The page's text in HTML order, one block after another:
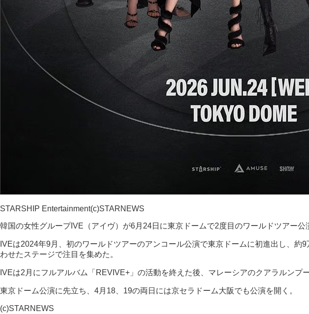
STARSHIP Entertainment(c)STARNEWS
韓国の女性グループIVE（アイヴ）が6月24日に東京ドームで2度目のワールドツアー
IVEは2024年9月、初のワールドツアーのアンコール公演で東京ドームに初進出し、
わせたステージで注目を集めた。
IVEは2月にフルアルバム「REVIVE+」の活動を終えた後、マレーシアのクアラルンプ
東京ドーム公演に先立ち、4月18、19の両日には京セラドーム大阪でも公演を開く。
(c)STARNEWS